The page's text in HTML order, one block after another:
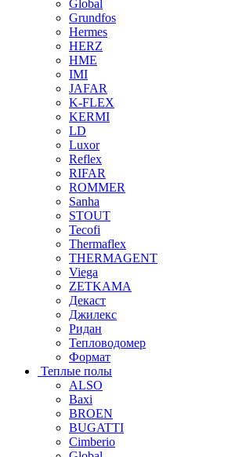
Global
Grundfos
Hermes
HERZ
HME
IMI
JAFAR
K-FLEX
KERMI
LD
Luxor
Reflex
RIFAR
ROMMER
Sanha
STOUT
Tecofi
Thermaflex
THERMAGENT
Viega
ZETKAMA
Декаст
Джилекс
Ридан
Тепловодомер
Формат
Теплые полы
ALSO
Baxi
BROEN
BUGATTI
Cimberio